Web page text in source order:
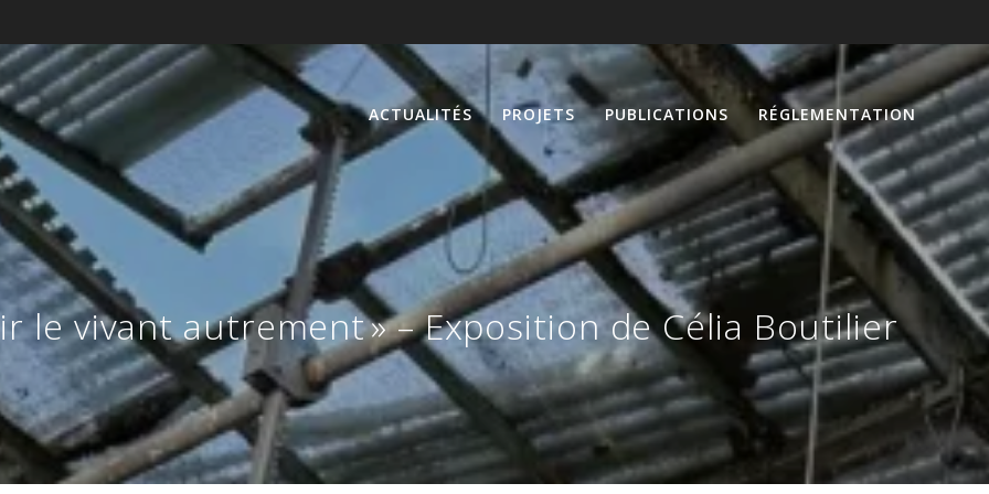
ACTUALITÉS PROJETS PUBLICATIONS RÉGLEMENTATION
le vivant autrement » – Exposition de Célia Boutilier